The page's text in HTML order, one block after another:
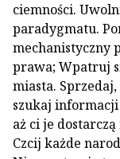
ciemności.
paradygmatu.
mechanistyczny
prawa; Wpatruj
miasta.
szukaj
aż ci je
Czcij każde